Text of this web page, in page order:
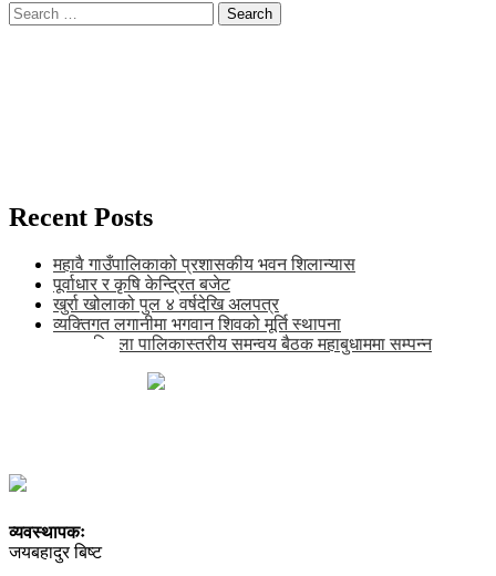
Search
for:
Recent Posts
महावै गाउँपालिकाको प्रशासकीय भवन शिलान्यास
पूर्वाधार र कृषि केन्द्रित बजेट
खुर्रा खोलाको पुल ४ वर्षदेखि अलपत्र
व्यक्तिगत लगानीमा भगवान शिवको मूर्ति स्थापना
अन्तर जिल्ला पालिकास्तरीय समन्वय बैठक महाबुधाममा सम्पन्न
व्यवस्थापकः
जयबहादुर बिष्ट